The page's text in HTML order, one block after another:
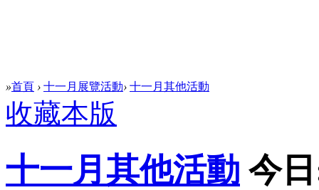
»首頁 › 十一月展覽活動› 十一月其他活動
收藏本版
十一月其他活動 今